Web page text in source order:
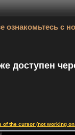
ознакомьтесь с
доступен
of the cursor (not working